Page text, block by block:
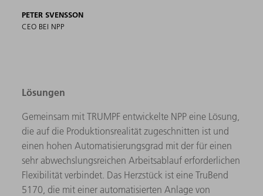
PETER SVENSSON
CEO BEI NPP
Lösungen
Gemeinsam mit TRUMPF entwickelte NPP eine Lösung,
die auf die Produktionsrealität zugeschnitten ist und
einen hohen Automatisierungsgrad mit der für einen
sehr abwechslungsreichen Arbeitsablauf erforderlichen
Flexibilität verbindet. Das Herzstück ist eine TruBend
5170, die mit einer automatisierten Anlage von